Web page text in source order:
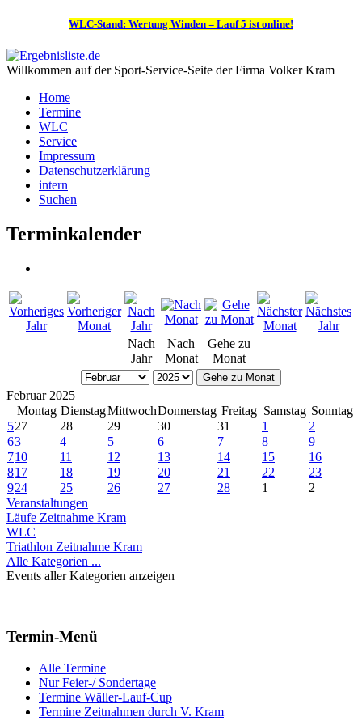
WLC-Stand: Wertung Winden = Lauf 5 ist online!
Willkommen auf der Sport-Service-Seite der Firma Volker Kram
Home
Termine
WLC
Service
Impressum
Datenschutzerklärung
intern
Suchen
Terminkalender
Nach
Jahr
Nach
Monat
Gehe zu
Monat
Gehe zu Monat
Februar 2025
Montag DienstagMittwochDonnerstag Freitag Samstag Sonntag
527 28 29 30 31 1
2
63 4 5 6 7 8
9
710 11 12 13 14 15
16
817 18 19 20 21 22
23
924 25 26 27 28 1
2
Veranstaltungen
Läufe Zeitnahme Kram
WLC
Triathlon Zeitnahme Kram
Alle Kategorien ...
Events aller Kategorien anzeigen
Termin-Menü
Alle Termine
Nur Feier-/ Sondertage
Termine Wäller-Lauf-Cup
Termine Zeitnahmen durch V. Kram